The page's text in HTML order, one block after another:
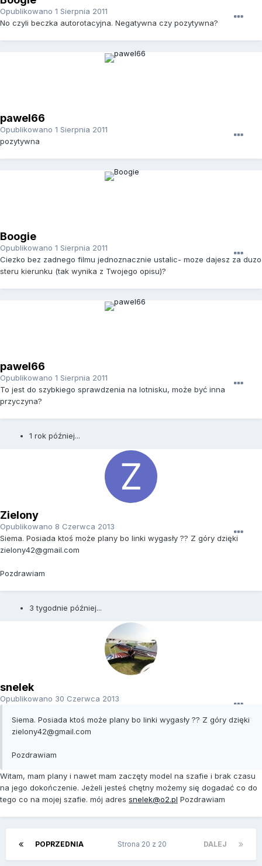
Opublikowano 1 Sierpnia 2011
No czyli beczka autorotacyjna. Negatywna czy pozytywna?
pawel66
Opublikowano 1 Sierpnia 2011
pozytywna
Boogie
Opublikowano 1 Sierpnia 2011
Ciezko bez zadnego filmu jednoznacznie ustalic- moze dajesz za duzo
steru kierunku (tak wynika z Twojego opisu)?
pawel66
Opublikowano 1 Sierpnia 2011
To jest do szybkiego sprawdzenia na lotnisku, może być inna
przyczyna?
1 rok później...
Zielony
Opublikowano 8 Czerwca 2013
Siema. Posiada ktoś może plany bo linki wygasły ?? Z góry dzięki
zielony42@gmail.com
Pozdrawiam
3 tygodnie później...
snelek
Opublikowano 30 Czerwca 2013
Siema. Posiada ktoś może plany bo linki wygasły ?? Z góry dzięki
zielony42@gmail.com
Pozdrawiam
Witam, mam plany i nawet mam zaczęty model na szafie i brak czasu
na jego dokończenie. Jeżeli jesteś chętny możemy się dogadać co do
tego co na mojej szafie. mój adres snelek@o2.pl Pozdrawiam
POPRZEDNIA DALEJ
Strona 20 z 20